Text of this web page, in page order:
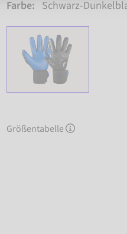
Farbe: Schwarz-
Größentabelle